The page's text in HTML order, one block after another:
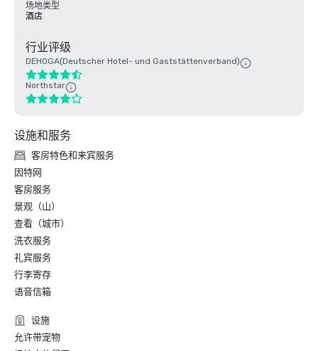
场地类型
酒店
行业评级
DEHOGA(Deutscher Hotel- und Gaststättenverband)
Northstar
设施和服务
客房特色和来宾服务
因特网
客房服务
景观（山）
查看（城市）
洗衣服务
礼宾服务
行李寄存
语音信箱
设施
允许带宠物